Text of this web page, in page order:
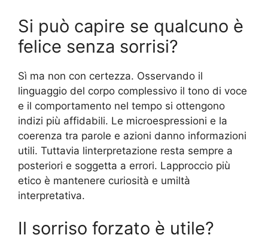
Si può capire se qualcuno è
felice senza sorrisi?
Sì ma non con certezza. Osservando il
linguaggio del corpo complessivo il tono di voce
e il comportamento nel tempo si ottengono
indizi più affidabili. Le microespressioni e la
coerenza tra parole e azioni danno informazioni
utili. Tuttavia linterpretazione resta sempre a
posteriori e soggetta a errori. Lapproccio più
etico è mantenere curiosità e umiltà
interpretativa.
Il sorriso forzato è utile?